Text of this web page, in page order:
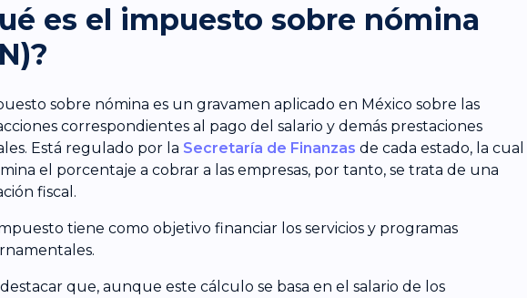
es el impuesto sobre nómina
sobre nómina es un gravamen aplicado en México sobre las
correspondientes al pago del salario y demás prestaciones
Está regulado por la Secretaría de Finanzas de cada estado, la cual
el porcentaje a cobrar a las empresas, por tanto, se trata de una
fiscal.
tiene como objetivo financiar los servicios y programas
que, aunque este cálculo se basa en el salario de los